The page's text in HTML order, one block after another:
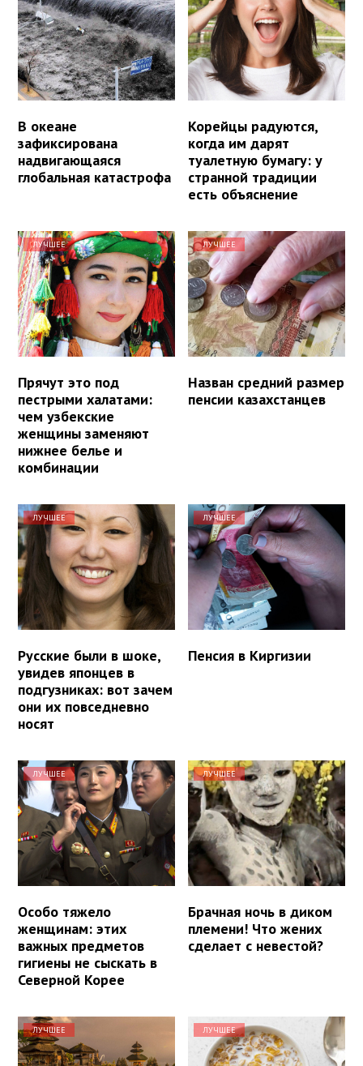
В океане
зафиксирована
надвигающаяся
глобальная катастрофа
Корейцы радуются,
когда им дарят
туалетную бумагу: у
странной традиции
есть объяснение
ЛУЧШЕЕ
Прячут это под
пестрыми халатами:
чем узбекские
женщины заменяют
нижнее белье и
комбинации
ЛУЧШЕЕ
Назван средний размер
пенсии казахстанцев
ЛУЧШЕЕ
Русские были в шоке,
увидев японцев в
подгузниках: вот зачем
они их повседневно
носят
ЛУЧШЕЕ
Пенсия в Киргизии
ЛУЧШЕЕ
Особо тяжело
женщинам: этих
важных предметов
гигиены не сыскать в
Северной Корее
ЛУЧШЕЕ
Брачная ночь в диком
племени! Что жених
сделает с невестой?
ЛУЧШЕЕ ЛУЧШЕЕ